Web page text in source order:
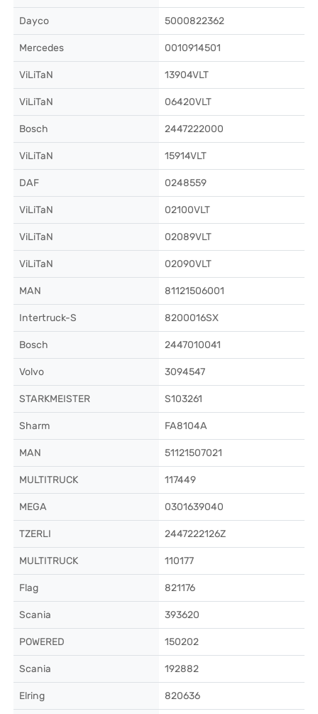
Dayco 5000822362
Mercedes 0010914501
ViLiTaN 13904VLT
ViLiTaN 06420VLT
Bosch 2447222000
ViLiTaN 15914VLT
DAF 0248559
ViLiTaN 02100VLT
ViLiTaN 02089VLT
ViLiTaN 02090VLT
MAN 81121506001
Intertruck-S 8200016SX
Bosch 2447010041
Volvo 3094547
STARKMEISTER S103261
Sharm FA8104A
MAN 51121507021
MULTITRUCK 117449
MEGA 0301639040
TZERLI 2447222126Z
MULTITRUCK 110177
Flag 821176
Scania 393620
POWERED 150202
Scania 192882
Elring 820636